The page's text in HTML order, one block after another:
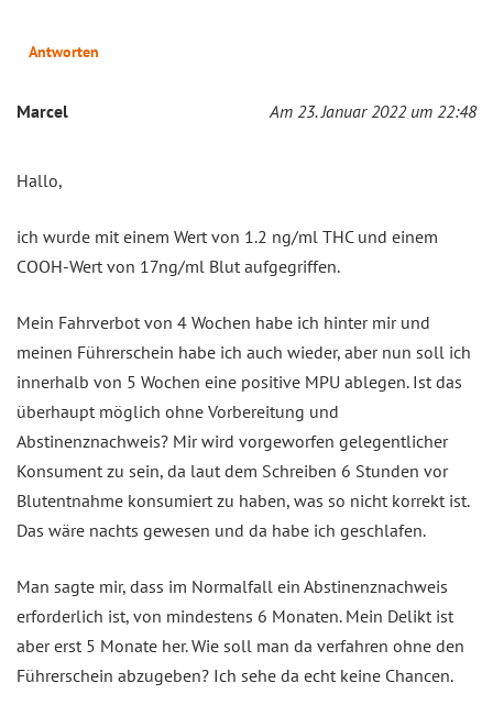
Antworten
Marcel Am 23. Januar 2022 um 22:48
Hallo,
ich wurde mit einem Wert von 1.2 ng/ml THC und einem
COOH-Wert von 17ng/ml Blut aufgegriffen.
Mein Fahrverbot von 4 Wochen habe ich hinter mir und
meinen Führerschein habe ich auch wieder, aber nun soll ich
innerhalb von 5 Wochen eine positive MPU ablegen. Ist das
überhaupt möglich ohne Vorbereitung und
Abstinenznachweis? Mir wird vorgeworfen gelegentlicher
Konsument zu sein, da laut dem Schreiben 6 Stunden vor
Blutentnahme konsumiert zu haben, was so nicht korrekt ist.
Das wäre nachts gewesen und da habe ich geschlafen.
Man sagte mir, dass im Normalfall ein Abstinenznachweis
erforderlich ist, von mindestens 6 Monaten. Mein Delikt ist
aber erst 5 Monate her. Wie soll man da verfahren ohne den
Führerschein abzugeben? Ich sehe da echt keine Chancen.